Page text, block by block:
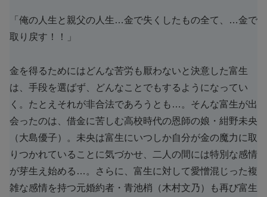
「俺の人生と親父の人生…金で失くしたもの全て、…金で
取り戻す！！」
金を得るためにはどんな苦労も厭わないと決意した富生
は、手段を選ばず、どんなことでもするようになってい
く。たとえそれが非合法であろうとも…。そんな富生が出
会ったのは、借金に苦しむ高校時代の恩師の娘・紺野未央
（大島優子）。未央は富生にいつしか自分が金の魔力に取
りつかれていることに気づかせ、二人の間には特別な感情
が芽生え始める…。さらに、富生に対して愛憎混じった複
雑な感情を持つ元婚約者・青池梢（木村文乃）も再び富生